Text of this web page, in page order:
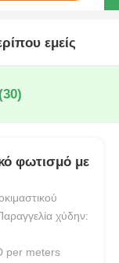
εμείς
(30)
φωτισμό με
χύδην:
per meters